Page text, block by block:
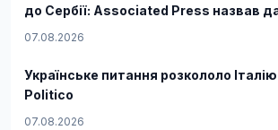
до Сербії: Associated Press назвав
07.08.2026
Українське питання розкололо
Politico
07.08.2026